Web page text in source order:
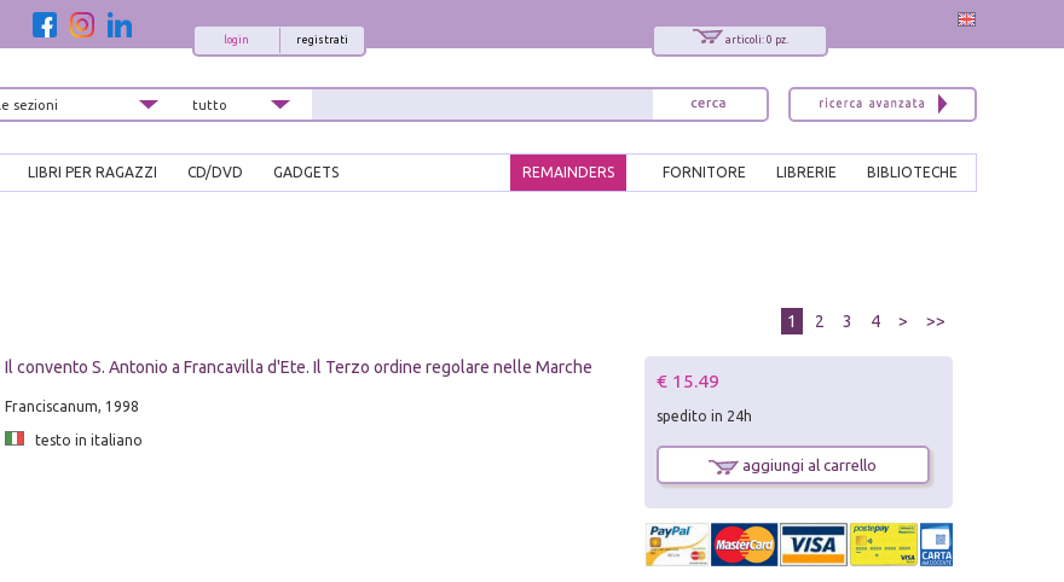
articoli: 0 pz.
registrati
login
LIBRI PER RAGAZZI CD/DVD GADGETS BIBLIOTECHE
LIBRERIE
FORNITORE
REMAINDERS
1 2 3 4 > >>
Il convento S. Antonio a Francavilla d'Ete. Il Terzo ordine regolare nelle Marche
Franciscanum, 1998
testo in italiano
€ 15.49
spedito in 24h
aggiungi al carrello